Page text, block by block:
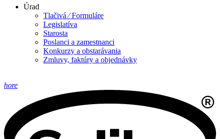
Úrad
Tlačivá ⁄ Formuláre
Legislatíva
Starosta
Poslanci a zamestnanci
Konkurzy a obstarávania
Zmluvy, faktúry a objednávky
hore